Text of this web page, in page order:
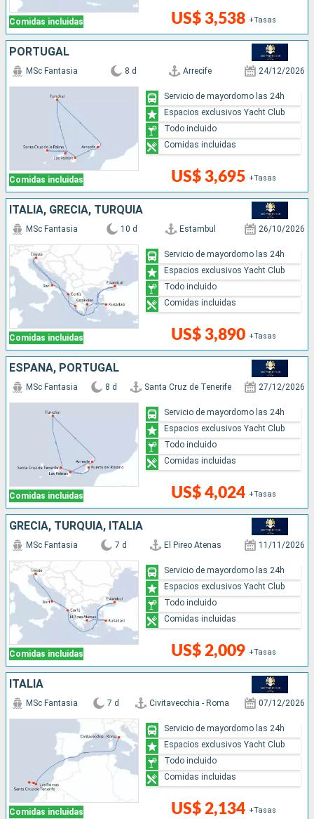
Comidas incluidas US$ 3,538 +Tasas
PORTUGAL
Comidas incluidas
MSc Fantasia 8 d Arrecife 24/12/2026
US$ 3,695 +Tasas
Servicio de mayordomo las 24h
Espacios exclusivos Yacht Club
Todo incluido
Comidas incluidas
ITALIA, GRECIA, TURQUÍA
Comidas incluidas
MSc Fantasia 10 d Estambul 26/10/2026
US$ 3,890 +Tasas
Servicio de mayordomo las 24h
Espacios exclusivos Yacht Club
Todo incluido
Comidas incluidas
ESPAÑA, PORTUGAL
Comidas incluidas
MSc Fantasia 8 d Santa Cruz de Tenerife 27/12/2026
US$ 4,024 +Tasas
Servicio de mayordomo las 24h
Espacios exclusivos Yacht Club
Todo incluido
Comidas incluidas
GRECIA, TURQUÍA, ITALIA
Comidas incluidas
MSc Fantasia 7 d El Pireo Atenas 11/11/2026
US$ 2,009 +Tasas
Servicio de mayordomo las 24h
Espacios exclusivos Yacht Club
Todo incluido
Comidas incluidas
ITALIA
Comidas incluidas
MSc Fantasia 7 d Civitavecchia - Roma 07/12/2026
US$ 2,134 +Tasas
Servicio de mayordomo las 24h
Espacios exclusivos Yacht Club
Todo incluido
Comidas incluidas